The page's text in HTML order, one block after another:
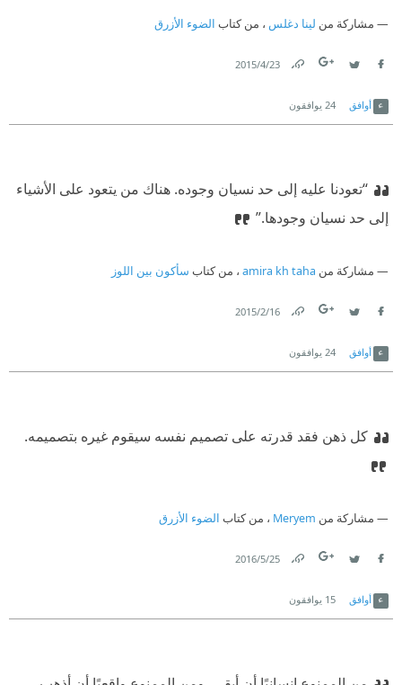
مشاركة من لينا دغلس ، من كتاب الضوء الأزرق
23‏/4‏/2015
أوافق 24 يوافقون
“تعودنا عليه إلى حد نسيان وجوده. هناك من يتعود على الأشياء
إلى حد نسيان وجودها.”
مشاركة من amira kh taha ، من كتاب سأكون بين اللوز
16‏/2‏/2015
أوافق 24 يوافقون
كل ذهن فقد قدرته على تصميم نفسه سيقوم غيره بتصميمه.
مشاركة من Meryem ، من كتاب الضوء الأزرق
25‏/5‏/2016
أوافق 15 يوافقون